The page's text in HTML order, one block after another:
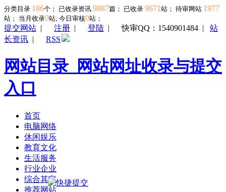
分类目录 186个； 已收录资讯 9887篇； 已收录 9671 站； 待审网站 1977
站； 当月收录0站; 今日审核0站；
提交网站 | 注册 | 登陆 |快审QQ：1540901484 | 站
长资讯 | RSS
网站目录_网站网址收录与提交
入口
首页
电脑网络
休闲娱乐
教育文化
生活服务
行业企业
综合其它
推荐网站